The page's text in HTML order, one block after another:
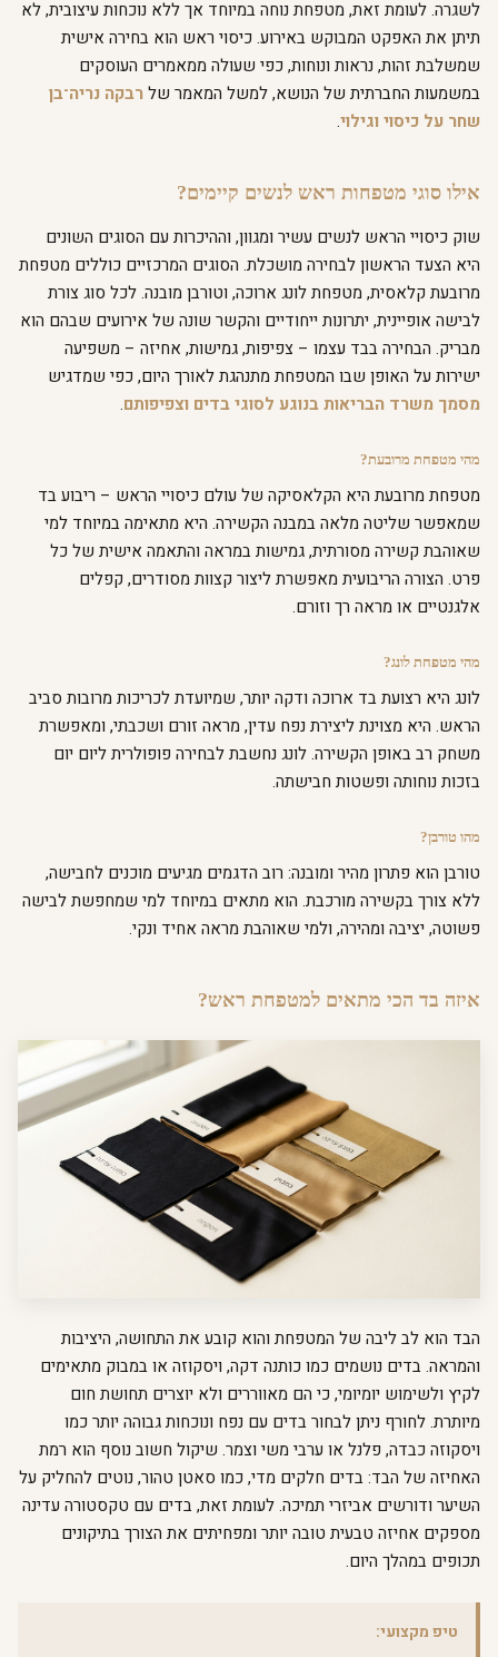
לשגרה. לעומת זאת, מטפחת נוחה במיוחד אך ללא נוכחות עיצובית, לא
תיתן את האפקט המבוקש באירוע. כיסוי ראש הוא בחירה אישית
שמשלבת זהות, נראות ונוחות, כפי שעולה ממאמרים העוסקים
במשמעות החברתית של הנושא, למשל המאמר שלרבקה נריה־בן
שחר על כיסוי וגילוי.
אילו סוגי מטפחות ראש לנשים קיימים?
שוק כיסויי הראש לנשים עשיר ומגוון, וההיכרות עם הסוגים השונים
היא הצעד הראשון לבחירה מושכלת. הסוגים המרכזיים כוללים מטפחת
מרובעת קלאסית, מטפחת לונג ארוכה, וטורבן מובנה. לכל סוג צורת
לבישה אופיינית, יתרונות ייחודיים והקשר שונה של אירועים שבהם הוא
מבריק. הבחירה בבד עצמו – צפיפות, גמישות, אחיזה – משפיעה
ישירות על האופן שבו המטפחת מתנהגת לאורך היום, כפי שמדגיש
מסמך משרד הבריאות בנוגע לסוגי בדים וצפיפותם.
מהי מטפחת מרובעת?
מטפחת מרובעת היא הקלאסיקה של עולם כיסויי הראש – ריבוע בד
שמאפשר שליטה מלאה במבנה הקשירה. היא מתאימה במיוחד למי
שאוהבת קשירה מסורתית, גמישות במראה והתאמה אישית של כל
פרט. הצורה הריבועית מאפשרת ליצור קצוות מסודרים, קפלים
אלגנטיים או מראה רך וזורם.
מהי מטפחת לונג?
לונג היא רצועת בד ארוכה ודקה יותר, שמיועדת לכריכות מרובות סביב
הראש. היא מצוינת ליצירת נפח עדין, מראה זורם ושכבתי, ומאפשרת
משחק רב באופן הקשירה. לונג נחשבת לבחירה פופולרית ליום יום
בזכות נוחותה ופשטות חבישתה.
מהו טורבן?
טורבן הוא פתרון מהיר ומובנה: רוב הדגמים מגיעים מוכנים לחבישה,
ללא צורך בקשירה מורכבת. הוא מתאים במיוחד למי שמחפשת לבישה
פשוטה, יציבה ומהירה, ולמי שאוהבת מראה אחיד ונקי.
איזה בד הכי מתאים למטפחת ראש?
הבד הוא לב ליבה של המטפחת והוא קובע את התחושה, היציבות
והמראה. בדים נושמים כמו כותנה דקה, ויסקוזה או במבוק מתאימים
לקיץ ולשימוש יומיומי, כי הם מאווררים ולא יוצרים תחושת חום
מיותרת. לחורף ניתן לבחור בדים עם נפח ונוכחות גבוהה יותר כמו
ויסקוזה כבדה, פלנל או ערבי משי וצמר. שיקול חשוב נוסף הוא רמת
האחיזה של הבד: בדים חלקים מדי, כמו סאטן טהור, נוטים להחליק על
השיער ודורשים אביזרי תמיכה. לעומת זאת, בדים עם טקסטורה עדינה
מספקים אחיזה טבעית טובה יותר ומפחיתים את הצורך בתיקונים
תכופים במהלך היום.
טיפ מקצועי: